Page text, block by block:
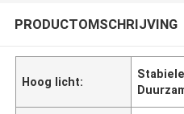
PRODUCTOMSCHRIJVING
Hoog licht: